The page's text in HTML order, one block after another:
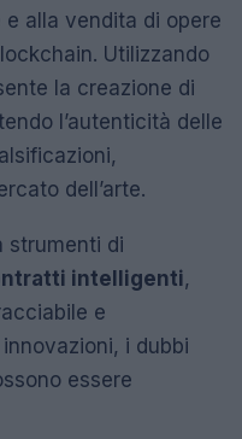
e alla vendita di opere
Utilizzando
la creazione di
l’autenticità delle
dell’arte.
strumenti di
intelligenti,
e
i dubbi
essere